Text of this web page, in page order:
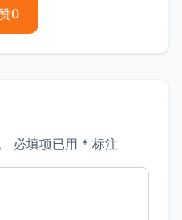
0
必填项已用 * 标注